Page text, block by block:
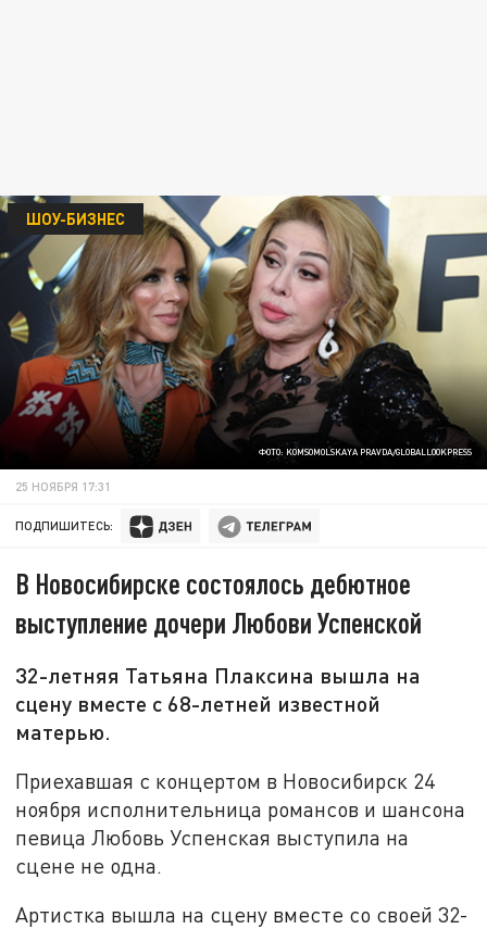
ФОТО: KOMSOMOLSKAYA PRAVDA/GLOBALLOOKPRESS
ШОУ-БИЗНЕС
25 НОЯБРЯ 17:31
ПОДПИШИТЕСЬ:
В Новосибирске состоялось дебютное
выступление дочери Любови Успенской
32-летняя Татьяна Плаксина вышла на
сцену вместе с 68-летней известной
матерью.
Приехавшая с концертом в Новосибирск 24
ноября исполнительница романсов и шансона
певица Любовь Успенская выступила на
сцене не одна.
Артистка вышла на сцену вместе со своей 32-